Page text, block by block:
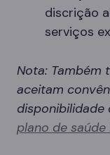
discrição
serviços
Nota: Também
aceitam
disponibilidade
plano de